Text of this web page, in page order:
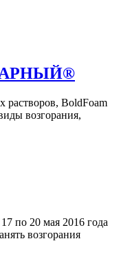
растворов, BoldFoam
возгорания,
по 20 мая 2016 года
возгорания